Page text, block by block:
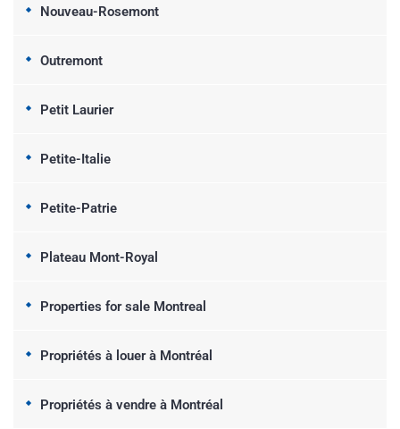
Nouveau-Rosemont
Outremont
Petit Laurier
Petite-Italie
Petite-Patrie
Plateau Mont-Royal
Properties for sale Montreal
Propriétés à louer à Montréal
Propriétés à vendre à Montréal